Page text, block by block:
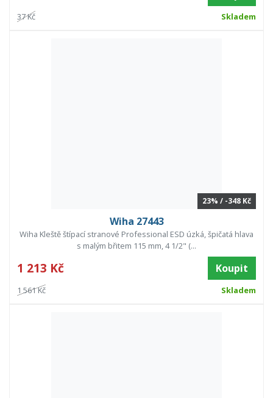
37 Kč Skladem
23% / -348 Kč
Wiha 27443
Wiha Kleště štípací stranové Professional ESD úzká, špičatá hlava
s malým břitem 115 mm, 4 1/2" (...
1 213 Kč Koupit
1 561 Kč Skladem